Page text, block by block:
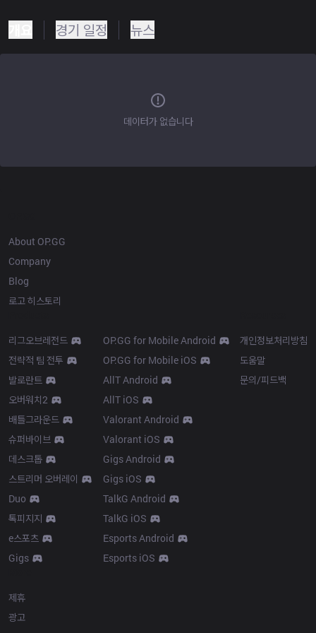
경기 일정 뉴스
데이터가 없습니다
About OP.GG
Company
Blog
로고 히스토리
리그오브레전드
전략적 팀 전투
발로란트
오버워치2
배틀그라운드
슈퍼바이브
데스크톱
스트리머 오버레이
Duo
톡피지지
e스포츠
Gigs
OP.GG for Mobile Android
OP.GG for Mobile iOS
AllT Android
AllT iOS
Valorant Android
Valorant iOS
Gigs Android
Gigs iOS
TalkG Android
TalkG iOS
Esports Android
Esports iOS
개인정보처리방침
도움말
문의/피드백
제휴
광고